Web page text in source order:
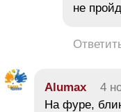
не
Alumax 4
На фуре,